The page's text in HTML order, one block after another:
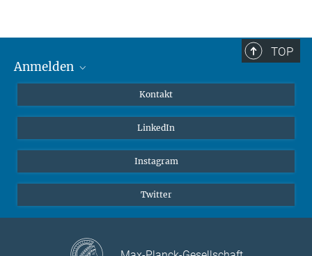
TOP
Anmelden
Webmail
Intranet
Kontakt
LinkedIn
Instagram
Twitter